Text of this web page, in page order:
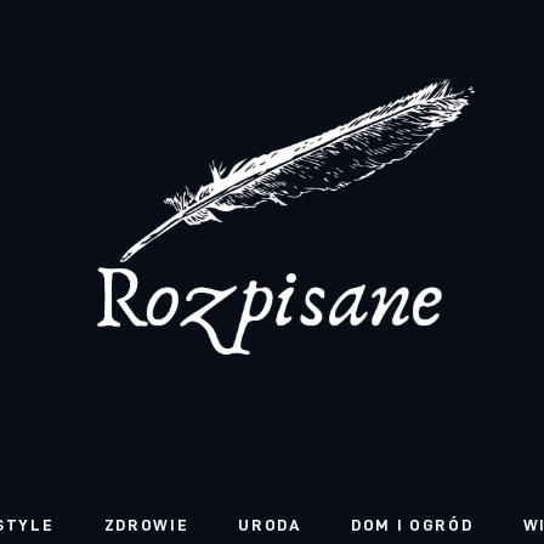
ZDROWIE URODA DOM I OGRÓD